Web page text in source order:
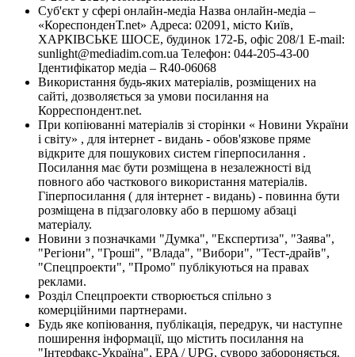
Суб'єкт у сфері онлайн-медіа Назва онлайн-медіа –
«КореспонденТ.net» Адреса: 02091, місто Київ,
ХАРКІВСЬКЕ ШОСЕ, будинок 172-Б, офіс 208/1 E-mail:
sunlight@mediadim.com.ua Телефон: 044-205-43-00
Ідентифікатор медіа – R40-06068
Використання будь-яких матеріалів, розміщених на
сайті, дозволяється за умови посилання на
Корреспондент.net.
При копіюванні матеріалів зі сторінки « Новини України
і світу» , для інтернет - видань - обов'язкове пряме
відкрите для пошукових систем гіперпосилання .
Посилання має бути розміщена в незалежності від
повного або часткового використання матеріалів.
Гіперпосилання ( для інтернет - видань) - повинна бути
розміщена в підзаголовку або в першому абзаці
матеріалу.
Новини з позначками "Думка", "Експертиза", "Заява",
"Регіони", "Гроші", "Влада", "Вибори", "Тест-драйв",
"Спецпроекти", "Промо" публікуються на правах
реклами.
Розділ Спецпроекти створюється спільно з
комерційними партнерами.
Будь яке копіювання, публікація, передрук, чи наступне
поширення інформації, що містить посилання на
"Інтерфакс-Україна", EPA / UPG, суворо забороняється.